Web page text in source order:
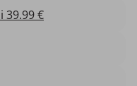
39.99 €